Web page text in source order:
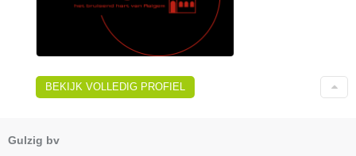
BEKIJK VOLLEDIG PROFIEL
Gulzig bv